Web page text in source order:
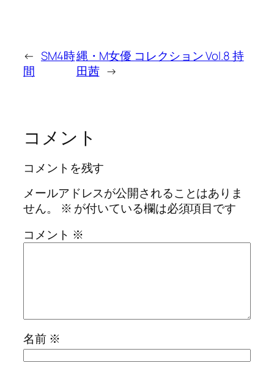
← SM4時
間
縄・M女優 コレクション Vol.8 持
田茜 →
コメント
コメントを残す
メールアドレスが公開されることはありま
せん。
※ が付いている欄は必須項目です
コメント ※
名前 ※